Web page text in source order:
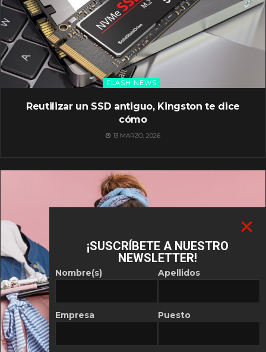
FLASH NEWS
Reutilizar un SSD antiguo, Kingston te dice
cómo
13 MARZO, 2026
¡SUSCRÍBETE A NUESTRO
NEWSLETTER!
Nombre(s)
Empresa
Apellidos
Puesto